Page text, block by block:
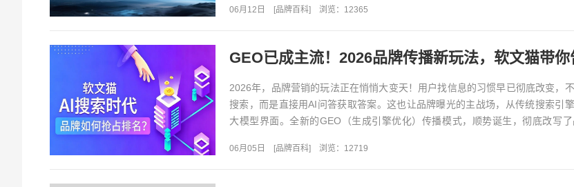
06月12日 [品牌百科] 浏览：12365
2026年，品牌营销的玩法正在悄悄大变天！用户找信息的习惯早已彻底改变，
搜索，而是直接用AI问答获取答案。这也让品牌曝光的主战场，从传统搜索引
大模型界面。全新的GEO（生成引擎优化）传播模式，顺势诞生，彻底改写
06月05日 [品牌百科] 浏览：12719